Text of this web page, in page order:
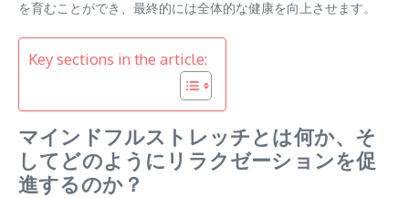
を育むことができ、最終的には全体的な健康を向上させます。
Key sections in the article:
マインドフルストレッチとは何か、そ
してどのようにリラクゼーションを促
進するのか？